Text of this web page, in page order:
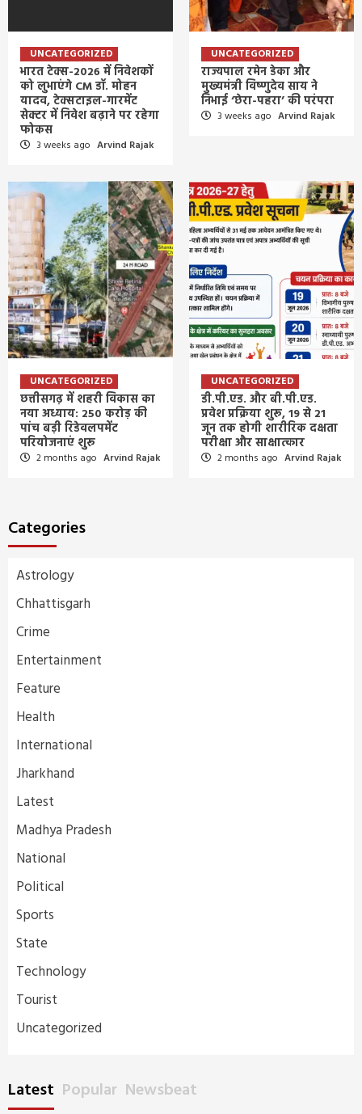
UNCATEGORIZED
भारत टेक्स-2026 में निवेशकों
को लुभाएंगे CM डॉ. मोहन
यादव, टेक्सटाइल-गारमेंट
सेक्टर में निवेश बढ़ाने पर रहेगा
फोकस
3 weeks ago Arvind Rajak
UNCATEGORIZED
राज्यपाल रमेन डेका और
मुख्यमंत्री विष्णुदेव साय ने
निभाई ‘छेरा-पहरा’ की परंपरा
3 weeks ago Arvind Rajak
UNCATEGORIZED
छत्तीसगढ़ में शहरी विकास का
नया अध्याय: 250 करोड़ की
पांच बड़ी रिडेवलपमेंट
परियोजनाएं शुरू
2 months ago Arvind Rajak
UNCATEGORIZED
डी.पी.एड. और बी.पी.एड.
प्रवेश प्रक्रिया शुरू, 19 से 21
जून तक होगी शारीरिक दक्षता
परीक्षा और साक्षात्कार
2 months ago Arvind Rajak
Categories
Astrology
Chhattisgarh
Crime
Entertainment
Feature
Health
International
Jharkhand
Latest
Madhya Pradesh
National
Political
Sports
State
Technology
Tourist
Uncategorized
Latest Popular Newsbeat